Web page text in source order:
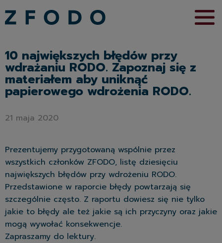
10 największych błędów przy
wdrażaniu RODO. Zapoznaj się z
materiałem aby uniknąć
papierowego wdrożenia RODO.
21 maja 2020
Prezentujemy przygotowaną wspólnie przez
wszystkich członków ZFODO, listę dziesięciu
największych błędów przy wdrożeniu RODO.
Przedstawione w raporcie błędy powtarzają się
szczególnie często. Z raportu dowiesz się nie tylko
jakie to błędy ale też jakie są ich przyczyny oraz jakie
mogą wywołać konsekwencje.
Zapraszamy do lektury.